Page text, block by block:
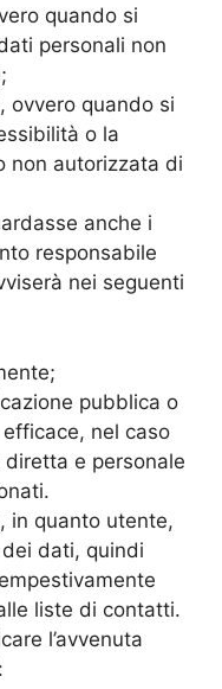
quando si
personali non
ovvero quando si
o la
non autorizzata di
anche i
responsabile
nei seguenti
pubblica o
nel caso
e personale
in quanto utente,
dati, quindi
liste di contatti.
l’avvenuta